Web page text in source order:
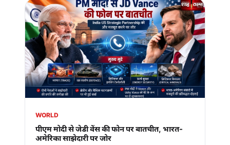
WORLD
पीएम मोदी से जेडी वेंस की फोन पर बातचीत, भारत-
अमेरिका साझेदारी पर जोर